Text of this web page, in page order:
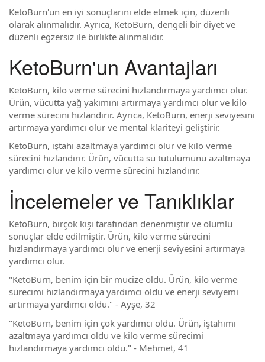
KetoBurn'un en iyi sonuçlarını elde etmek için, düzenli
olarak alınmalıdır. Ayrıca, KetoBurn, dengeli bir diyet ve
düzenli egzersiz ile birlikte alınmalıdır.
KetoBurn'un Avantajları
KetoBurn, kilo verme sürecini hızlandırmaya yardımcı olur.
Ürün, vücutta yağ yakımını artırmaya yardımcı olur ve kilo
verme sürecini hızlandırır. Ayrıca, KetoBurn, enerji seviyesini
artırmaya yardımcı olur ve mental klariteyi geliştirir.
KetoBurn, iştahı azaltmaya yardımcı olur ve kilo verme
sürecini hızlandırır. Ürün, vücutta su tutulumunu azaltmaya
yardımcı olur ve kilo verme sürecini hızlandırır.
İncelemeler ve Tanıklıklar
KetoBurn, birçok kişi tarafından denenmiştir ve olumlu
sonuçlar elde edilmiştir. Ürün, kilo verme sürecini
hızlandırmaya yardımcı olur ve enerji seviyesini artırmaya
yardımcı olur.
"KetoBurn, benim için bir mucize oldu. Ürün, kilo verme
sürecimi hızlandırmaya yardımcı oldu ve enerji seviyemi
artırmaya yardımcı oldu." - Ayşe, 32
"KetoBurn, benim için çok yardımcı oldu. Ürün, iştahımı
azaltmaya yardımcı oldu ve kilo verme sürecimi
hızlandırmaya yardımcı oldu." - Mehmet, 41